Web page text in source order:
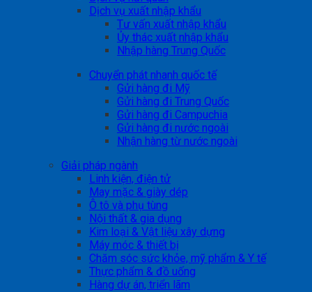
Dịch vụ xuất nhập khẩu
Tư vấn xuất nhập khẩu
Ủy thác xuất nhập khẩu
Nhập hàng Trung Quốc
Chuyển phát nhanh quốc tế
Gửi hàng đi Mỹ
Gửi hàng đi Trung Quốc
Gửi hàng đi Campuchia
Gửi hàng đi nước ngoài
Nhận hàng từ nước ngoài
Giải pháp ngành
Linh kiện, điện tử
May mặc & giày dép
Ô tô và phụ tùng
Nội thất & gia dụng
Kim loại & Vật liệu xây dựng
Máy móc & thiết bị
Chăm sóc sức khỏe, mỹ phẩm & Y tế
Thực phẩm & đồ uống
Hàng dự án, triển lãm